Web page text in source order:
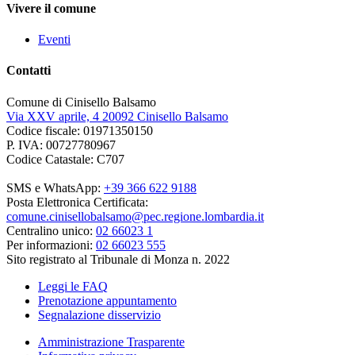
Vivere il comune
Eventi
Contatti
Comune di Cinisello Balsamo
Via XXV aprile, 4 20092 Cinisello Balsamo
Codice fiscale: 01971350150
P. IVA: 00727780967
Codice Catastale: C707
SMS e WhatsApp: +39 366 622 9188
Posta Elettronica Certificata:
comune.cinisellobalsamo@pec.regione.lombardia.it
Centralino unico: 02 66023 1
Per informazioni: 02 66023 555
Sito registrato al Tribunale di Monza n. 2022
Leggi le FAQ
Prenotazione appuntamento
Segnalazione disservizio
Amministrazione Trasparente